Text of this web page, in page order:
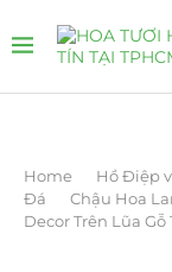
Home Hồ Điệp
Đá
Chậu Hoa
Decor Trên Lũa